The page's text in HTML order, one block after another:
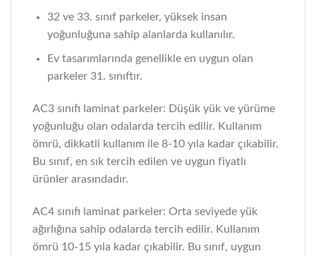
32 ve 33. sınıf parkeler, yüksek insan
yoğunluğuna sahip alanlarda kullanılır.
Ev tasarımlarında genellikle en uygun olan
parkeler 31. sınıftır.
AC3 sınıfı laminat parkeler: Düşük yük ve yürüme
yoğunluğu olan odalarda tercih edilir. Kullanım
ömrü, dikkatli kullanım ile 8-10 yıla kadar çıkabilir.
Bu sınıf, en sık tercih edilen ve uygun fiyatlı
ürünler arasındadır.
AC4 sınıfı laminat parkeler: Orta seviyede yük
ağırlığına sahip odalarda tercih edilir. Kullanım
ömrü 10-15 yıla kadar çıkabilir. Bu sınıf, uygun